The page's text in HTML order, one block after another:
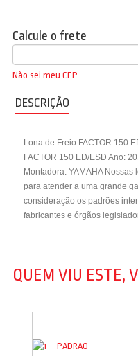
Calcule o frete
Não sei meu CEP
DESCRIÇÃO
Lona de Freio FACTOR 150
FACTOR 150 ED/ESD Ano:
Montadora: YAMAHA
para atender a uma grande
consideração os padrões
fabricantes e órgãos
QUEM VIU ESTE,